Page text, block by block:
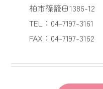
柏市篠籠田1386-12
TEL：04-7197-3161
FAX：04-7197-3162